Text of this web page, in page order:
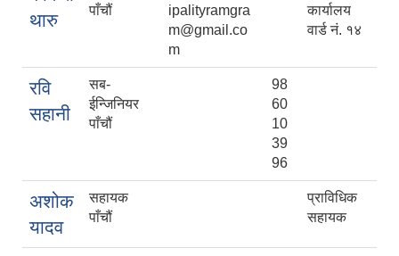
थारु
पाँचौं
ipalityramgra
m@gmail.co
m
कार्यालय
वार्ड नं. १४
रवि
सहानी
सब-
ईन्जिनियर
पाँचौं
98
60
10
39
96
अशोक
यादव
सहायक
पाँचौं
प्राविधिक
सहायक